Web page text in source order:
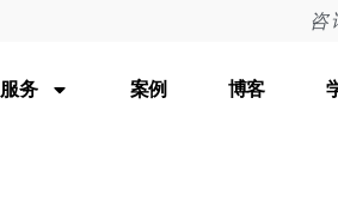
服务 案例 博客
Tag: